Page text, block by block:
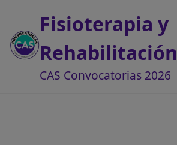
Fisioterapia y
Rehabilitación
CAS Convocatorias 2026